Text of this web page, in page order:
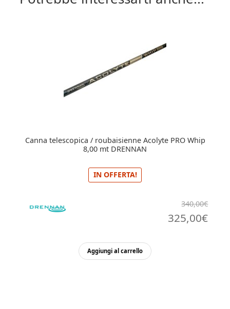
Canna telescopica / roubaisienne Acolyte PRO Whip
8,00 mt DRENNAN
IN OFFERTA!
340,00€
325,00€Il
Aggiungi al carrello